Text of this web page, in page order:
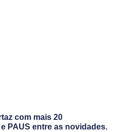
com mais 20
PAUS entre as novidades.